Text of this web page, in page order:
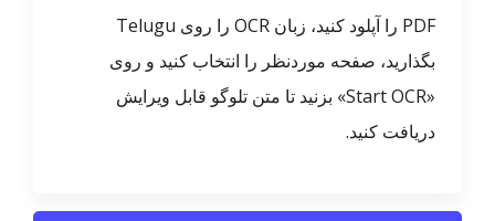
PDF را آپلود کنید، زبان OCR را روی Telugu
بگذارید، صفحه موردنظر را انتخاب کنید و روی
«Start OCR» بزنید تا متن تلوگو قابل ویرایش
دریافت کنید.